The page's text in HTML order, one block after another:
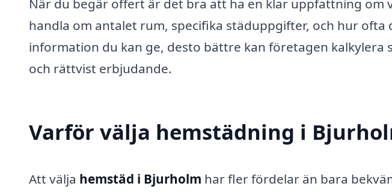
När du begär offert är det bra att ha en klar uppfattning om
handla om antalet rum, specifika städuppgifter, och hur ofta
information du kan ge, desto bättre kan företagen kalkylera
och rättvist erbjudande.
Varför välja hemstädning i
Att välja hemstäd i Bjurholm har fler fördelar än bara